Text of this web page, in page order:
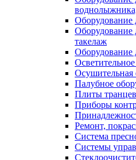
Оборудование
Оборудование
такелаж
Оборудование
Осушительная
Палубное
Плиты
Приборы
Ремонт,
Система
Системы